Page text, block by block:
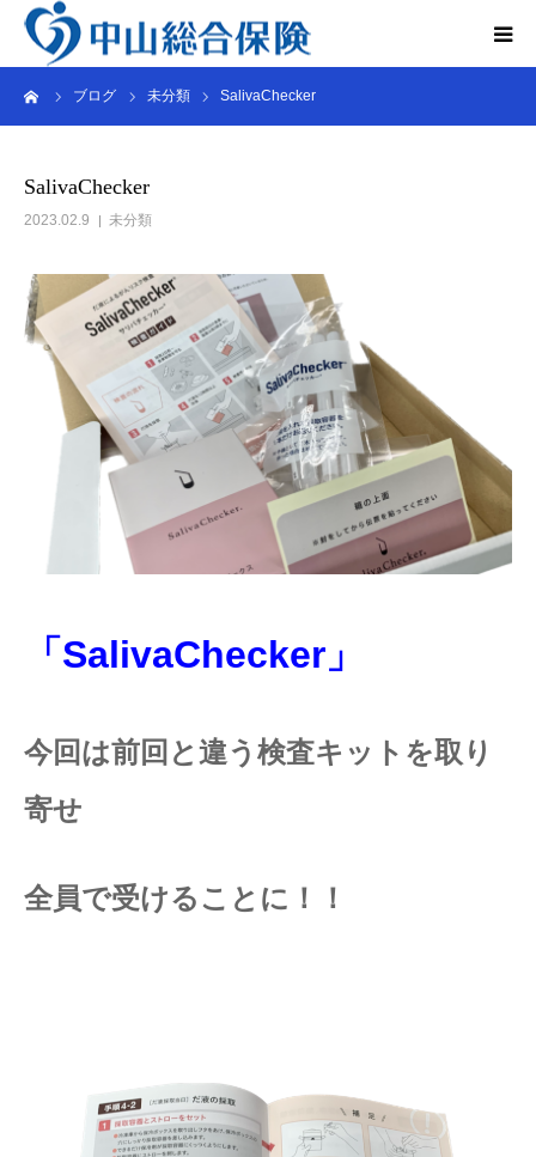
ブログ 未分類 SalivaChecker
SalivaChecker
2023.02.9 未分類
「SalivaChecker」
今回は前回と違う検査キットを取り
寄せ
全員で受けることに！！
法人のお客さま
会社概要
インタビュー
Q&A
お問い合わせ